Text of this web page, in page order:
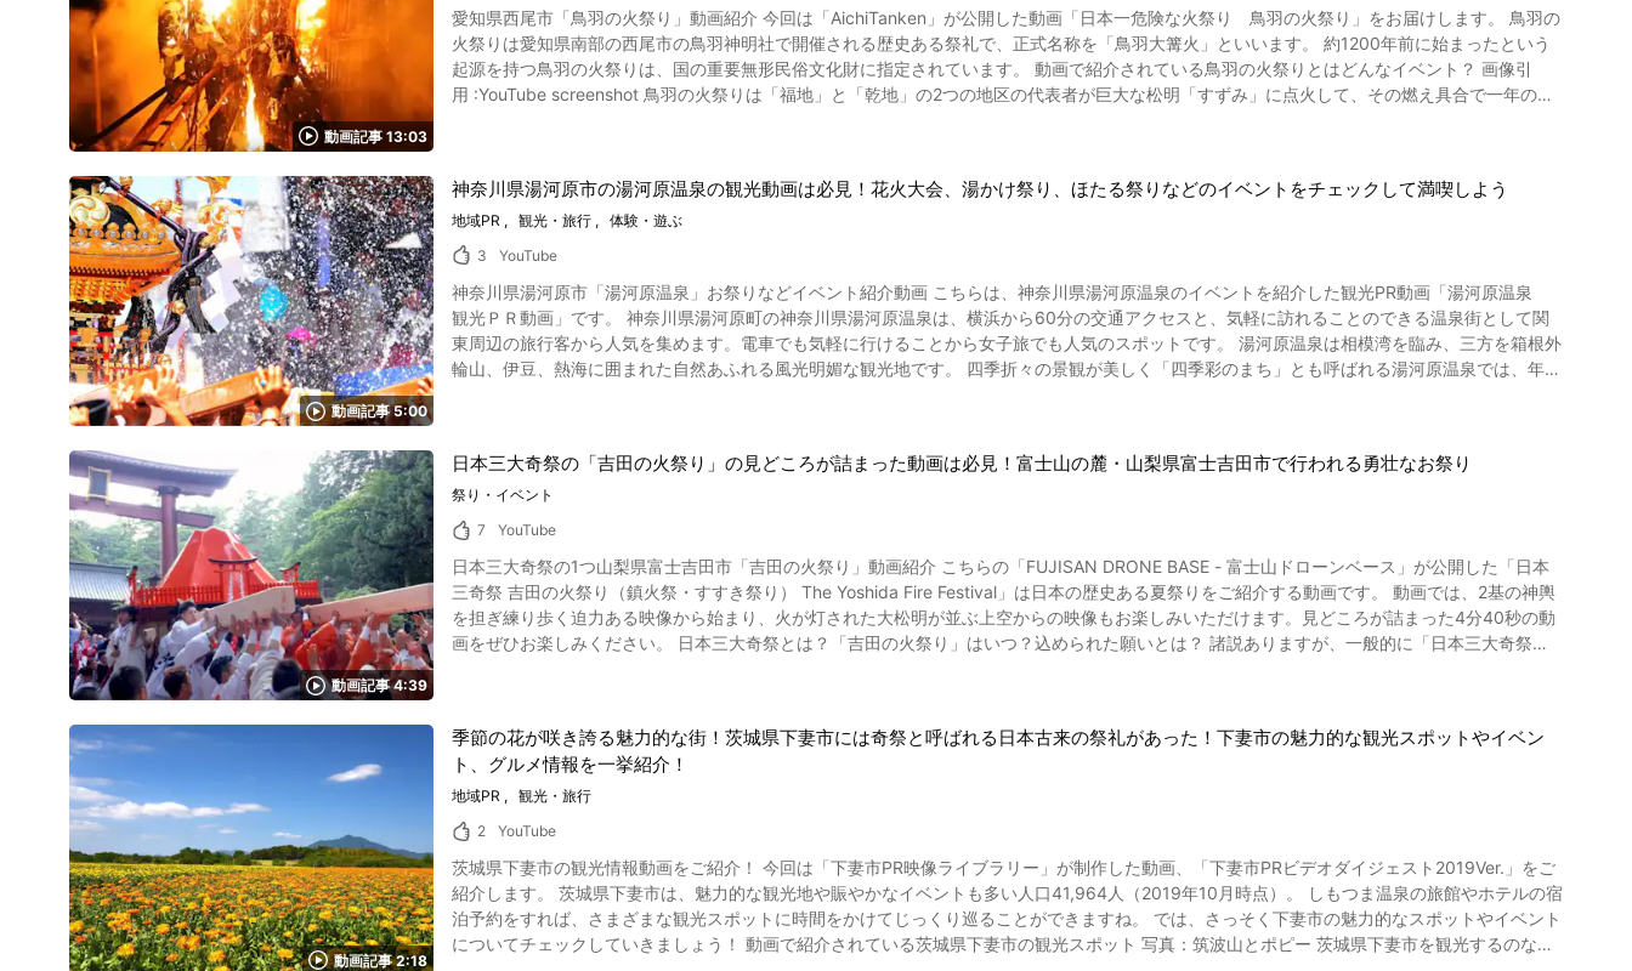
マリガーという井戸の底に溜まった泥を全身に塗って現れます。 このンマリガーは、宮島小学校の周辺にあり、パーントゥの中ではこの泥を人や
家屋に塗りつけて回ります。 子どもたちは号泣、絶叫し、泥の臭いは数日取れないほどの臭さです。 動画では0:14より泣き叫ぶ子ども、1:21か
らは逃げる中高生がご覧になれます。 時には1:27からご覧になれるようにパトカーにも構わず泥を塗るのです。 神様との鬼ごっこ、宮古島・島
尻パーントゥ 画像引用 :YouTube screenshot このような奇妙なお祭りは神様との鬼ごっこといわれるほどに地元に愛され、泥を塗ることで悪霊
って中止の危機にも追いやられました。 パーントゥは島民、観光客はおろか女性、子供、警察官、老若男女問わず泥を塗りに来ます。 それが島
の無病息災を祈る伝統行事としての矜持であり、それを受け入れることができる人が訪れるべきとして未だ続けられています。 画像引
用 :YouTube screenshot 宮古島島尻を訪れる際は泥まみれになることを覚悟して行きましょう。 もっとパーントゥについて知りたいという人に
は、宮古島市総合博物館という施設があります。 こちらではパーントゥの歴史や宮古島の歴史を知ることができるほか、パーントゥの仮面がある
います。 宮古島・島尻パーントゥ紹介まとめ 画像引用 :YouTube screenshot いかがでしたか？宮古島・島尻のパーントゥという風習について紹
介しました。 離島ならではのユニークな文化は多くの観光客にも人気です。 Tシャツなどのグッズも販売されており町おこしに貢献しています。
宮古島の文化を感じに島尻へぜひ泥まみれになりに訪れてみてはいかがでしょうか。 【トリップアドバイザー】宮古島市
https://www.tripadvisor.jp/Tourism-g680765-Miyakojima_Okinawa_Prefecture-Vacations.html
動画記事 13:03
愛知県西尾市「鳥羽の火祭り」動画紹介 今回は「AichiTanken」が公開した動画「日本一危険な火祭り 鳥羽の火祭り」をお届けします。 鳥羽の
火祭りは愛知県南部の西尾市の鳥羽神明社で開催される歴史ある祭礼で、正式名称を「鳥羽大篝火」といいます。 約1200年前に始まったという
起源を持つ鳥羽の火祭りは、国の重要無形民俗文化財に指定されています。 動画で紹介されている鳥羽の火祭りとはどんなイベント？ 画像引
用 :YouTube screenshot 鳥羽の火祭りは「福地」と「乾地」の2つの地区の代表者が巨大な松明「すずみ」に点火して、その燃え具合で一年の天
すずみに点火します。 その後神男や奉仕者たちは炎に飛び込み神木や十二縄を取り出し神前に供えます。 動画にあるように神男は頭巾をかぶり
燃える茅（かや）をどんどん落とします。 すずみ掛けられた棒に上り燃え盛る炎を落とす様子は動画の1:23よりご覧なれます。 神男は頭巾や衣
装の形や、はしごから飛び降りる様子から「ネコ」とも呼ばれます。 鳥羽の火祭りの煙が多ければその年は雨が多く、竹の爆ぜる音が激しければ
知県西尾市のおすすめスポット 写真：佐久島 鳥羽の火祭りが開催される西尾市には吉良温泉や西尾市塩田体験館などの見どころがあります。 ま
た、モダンな芸術が出迎えてくれる佐久島も人気の観光スポットです。 西尾市に行くのなら、名物グルメの抹茶を使ったスイーツもぜひ味わって
おきましょう。 鳥羽の火祭りの紹介動画まとめ 画像引用 :YouTube screenshot 鳥羽の火祭りは愛知県のローカルニュース「キャッチ」をはじ
め、情報サイトや観光情報誌で紹介されます。 日本国内で迫力のある祭りに興味がある方は、ぜひ鳥羽の火祭りの動画をもう一度じっくりチェッ
10分 【駐車場】あり (ふるさと公園・魚市場などに約400台) 【電話番号】0563-62-2852 【公式ホームページ】鳥羽神明社～鳥羽の火祭り、初
宮まいり、七五三まいり、安産・厄除・交通安全祈願、人形供養、地鎮祭、他諸祈願 http://www.katch.ne.jp/~toba-shinmeisha/ 【トリップアド
バイザー】鳥羽神明社 https://www.tripadvisor.jp/Attraction_Review-g1019652-d2005852-Reviews-Toba_Shinmeisha_Temple-
Nishio_Aichi_Prefecture_Tokai_Chubu.html
動画記事 5:00
神奈川県湯河原市の湯河原温泉の観光動画は必見！花火大会、湯かけ祭り、ほたる祭りなどのイベントをチェックして満喫しよう
地域PR 観光・旅行
体験・遊ぶ
3
YouTube
神奈川県湯河原市「湯河原温泉」お祭りなどイベント紹介動画 こちらは、神奈川県湯河原温泉のイベントを紹介した観光PR動画「湯河原温泉
観光ＰＲ動画」です。 神奈川県湯河原町の神奈川県湯河原温泉は、横浜から60分の交通アクセスと、気軽に訪れることのできる温泉街として関
東周辺の旅行客から人気を集めます。電車でも気軽に行けることから女子旅でも人気のスポットです。 湯河原温泉は相模湾を臨み、三方を箱根外
輪山、伊豆、熱海に囲まれた自然あふれる風光明媚な観光地です。 四季折々の景観が美しく「四季彩のまち」とも呼ばれる湯河原温泉では、年間
は、「源頼朝旗挙げ武者行列」の様子です。例年4月の第1日曜日に開催され、2024年は4月7日（日）に行われました。 五所神社から桜木公園ま
でを、源頼朝と土肥実平の旗挙げを模した武者たち約200名が町中を練り歩きます。同日に城願寺にて土肥祭も行われます。 温泉地ならではのお
祭り「湯かけ祭り」 「湯かけ祭り」は、神輿を担ぎながら温泉の湯を掛け合うという温泉街ならではの祭礼。動画の0:27よりご覧になれます。
温泉街の沿道には、湯が入った樽と湯桶が用意され、観客が神輿の担ぎ手や神輿にめがけて勢いよくお湯を浴びせます。江戸時代に献湯神輿の安
全祈願のためにお湯をかけた儀式を再現したお祭りなのだそう。 「湯かけ祭り」は、例年5月の第4土曜日に開催され、2024年は5月25日（土）
に行われました。 湯河原のホタル祭り「ほたるの宴」 例年5月下旬から6月中旬にかけて、万葉公園にて開催されるホタル祭り「ほたるの宴」。
ほたる小屋で育てられ、地元の小学生たちの手により放たれるホタルは、公園内の水際で美しい光を放ち、幻想的な光景を作り出します。 勇壮な
手筒花火も必見！湯河原温泉の花火大会 夏の湯河原では、迫力満点の勇壮な手筒花火と打上げ花火が楽しめます。 遠州手筒花火の数は約100本、
始まる前には、太鼓演奏もご覧いただけます。 湯河原温泉の夏祭り「やっさ祭り」 写真：湯河原駅 湯河原温泉は相模湾を臨み、三方を箱根外輪
山、伊豆、熱海に囲まれた自然あふれる風光明媚な観光地です。 四季折々の景観が美しいことから四季彩のまちとも呼ばれる湯河原温泉では、年
間を通して多くのイベントが行なわれ賑わいます。 湯河原温泉の夏祭りといえば、8月上旬の湯河原やっさ祭りです。 海風が心地いい湯河原の夜
を山車や色とりどりの浴衣を着た踊り手が御囃子をしながら練り歩き、幻想的な風情を演出してくれますよ。 動画では3:04より紹介されていま
す。日本の夏の風物詩でもある夏まつりを動画でも楽しめます。 2023年は、8月2日・3日の2日間に開催されました。2024年の開催情報は現時
写真：湯河原梅林 湯河原温泉には、日本の四季の移ろいを感じられるスポットもあります。 湯河原温泉エリアの幕山公園にある湯河原梅林に
は、初春に約4000本もの梅の花が咲き誇ります。 夏至の時期には奥湯河原周辺でホタルを見ることもできますよ。秋には万葉公園や五所神社を
はじめとしたさまざまな観光名所で絶景の紅葉風景を楽しめます。自然いっぱいの湯河原温泉エリアにはインスタ映えスポットもいっぱい！ 湯河
原温泉のアポロ荘には、みかんが浮かぶお風呂があります。 万葉公園で足湯に浸かるのも楽しいですね。 特別な思い出を作りたい方はぜひこう
動画記事 4:39
日本三大奇祭の「吉田の火祭り」の見どころが詰まった動画は必見！富士山の麓・山梨県富士吉田市で行われる勇壮なお祭り
祭り・イベント
7
YouTube
日本三大奇祭の1つ山梨県富士吉田市「吉田の火祭り」動画紹介 こちらの「FUJISAN DRONE BASE - 富士山ドローンベース」が公開した「日本
三奇祭 吉田の火祭り（鎮火祭・すすき祭り） The Yoshida Fire Festival」は日本の歴史ある夏祭りをご紹介する動画です。 動画では、2基の神輿
を担ぎ練り歩く迫力ある映像から始まり、火が灯された大松明が並ぶ上空からの映像もお楽しみいただけます。見どころが詰まった4分40秒の動
画をぜひお楽しみください。 日本三大奇祭とは？「吉田の火祭り」はいつ？込められた願いとは？ 諸説ありますが、一般的に「日本三大奇祭」
ています。 「吉田の火祭り」はどんなお祭り？歴史は？ 画像引用 :YouTube screenshot 日本三大奇祭、日本10大火祭りに数えられる吉田の火祭
り開催中の参拝者は、20万人近くになります。 約400年以上前から行われている歴史あるお祭り「吉田の火祭り」は、国指定重要無形文化財に
指定されています。 もともと「吉田の火祭り」は、浅間神社ではなく諏訪神社の祭礼で、史料によると上吉田村諏訪明神の例祭（7月22日）で篝
火を焚いたのが起源と記されています。 その後、富士信仰が盛んになり、諏訪神社は浅間神社に吸収され摂社となりました。 火祭りの起源伝説
は諸説あります。神輿とともに白い蛇神（へびがみ）が上から下へと降りてくるという説や、浅間神社の御祭神である木花開耶姫が身の証をたて
るために火が燃える産屋で子供を三人産んだとされる神話、などの伝説が残されています。 大松明の点火など「吉田の火祭り」の見どころは？
画像引用 :YouTube screenshot 毎年8月26日には、諏訪神社が明神型神輿を出す本殿祭が行われます。 この神事には世話人や富士講など100人以
上が出席します。 すすきの玉串を持った氏子崇敬者とともに2基の大神輿は氏子中を渡御し、最終的に浅間神社へと向かいます。 こちらは動画の
0:43からご覧になれます。 2基の大神輿のうち1つは動画の1:00からご覧になれるように富士山を模した形となっています。 高さ約3メートルの
動画記事 2:18
季節の花が咲き誇る魅力的な街！茨城県下妻市には奇祭と呼ばれる日本古来の祭礼があった！下妻市の魅力的な観光スポットやイベン
ト、グルメ情報を一挙紹介！
地域PR
観光・旅行
2
YouTube
茨城県下妻市の観光情報動画をご紹介！ 今回は「下妻市PR映像ライブラリー」が制作した動画、「下妻市PRビデオダイジェスト2019Ver.」をご
紹介します。 茨城県下妻市は、魅力的な観光地や賑やかなイベントも多い人口41,964人（2019年10月時点）。 しもつま温泉の旅館やホテルの宿
泊予約をすれば、さまざまな観光スポットに時間をかけてじっくり巡ることができますね。 では、さっそく下妻市の魅力的なスポットやイベント
についてチェックしていきましょう！ 動画で紹介されている茨城県下妻市の観光スポット 写真：筑波山とポピー 茨城県下妻市を観光するのな